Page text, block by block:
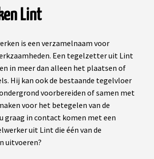
Lint
is een verzamelnaam voor
Een tegelzetter uit Lint
in meer dan alleen het plaatsen of
Hij kan ook de bestaande tegelvloer
voorbereiden of samen met
voor het betegelen van de
graag in contact komen met een
uit Lint die één van de
uitvoeren?